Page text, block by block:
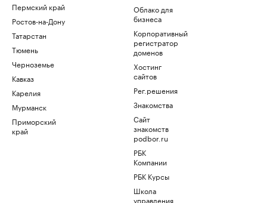
Пермский край
Ростов-на-Дону
Татарстан
Тюмень
Черноземье
Кавказ
Карелия
Мурманск
Приморский
край
Облако для
бизнеса
Корпоративный
регистратор
доменов
Хостинг
сайтов
Рег.решения
Знакомства
Сайт
знакомств
podbor.ru
РБК
Компании
РБК Курсы
Школа
управления